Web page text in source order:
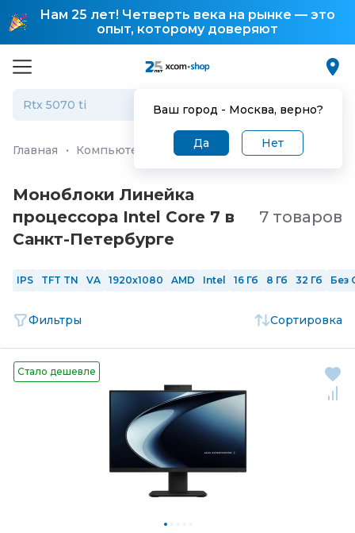
Нам 25 лет! Четверть века на рынке — это
опыт, которому доверяют
Ваш город - Москва, верно?
Да Нет
Главная · Компьютеры и ноутбуки Моноблоки
Моноблоки Линейка
процессора Intel Core 7 в
Санкт-Петербургe
7 товаров
IPS TFT TN VA 1920x1080 AMD Intel 16 Гб 8 Гб 32 Гб Без
Фильтры Сортировка
Стало дешевле